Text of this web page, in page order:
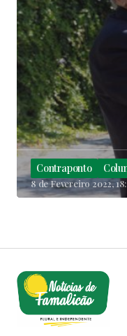
Contraponto
8 de Fevereiro 2022,